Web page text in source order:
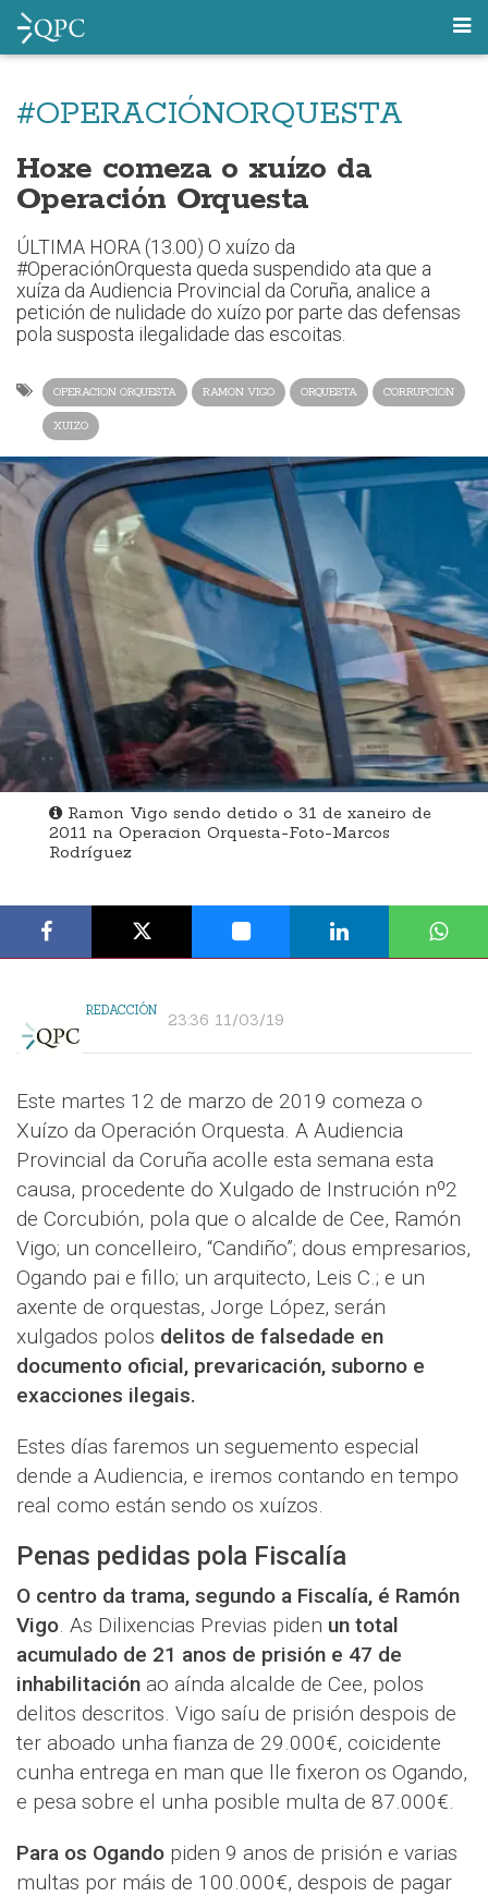
#OPERACIÓNORQUESTA
Hoxe comeza o xuízo da
Operación Orquesta
ÚLTIMA HORA (13.00) O xuízo da
#OperaciónOrquesta queda suspendido ata que a
xuíza da Audiencia Provincial da Coruña, analice a
petición de nulidade do xuízo por parte das defensas
pola susposta ilegalidade das escoitas.
OPERACION ORQUESTA RAMON VIGO ORQUESTA CORRUPCION
XUIZO
Ramon Vigo sendo detido o 31 de xaneiro de
2011 na Operacion Orquesta-Foto-Marcos
Rodríguez
REDACCIÓN 23:36 11/03/19
Este martes 12 de marzo de 2019 comeza o
Xuízo da Operación Orquesta. A Audiencia
Provincial da Coruña acolle esta semana esta
causa, procedente do Xulgado de Instrución nº2
de Corcubión, pola que o alcalde de Cee, Ramón
Vigo; un concelleiro, “Candiño”; dous empresarios,
Ogando pai e fillo; un arquitecto, Leis C.; e un
axente de orquestas, Jorge López, serán
xulgados polos delitos de falsedade en
documento oficial, prevaricación, suborno e
exacciones ilegais.
Estes días faremos un seguemento especial
dende a Audiencia, e iremos contando en tempo
real como están sendo os xuízos.
Penas pedidas pola Fiscalía
O centro da trama, segundo a Fiscalía, é Ramón
Vigo. As Dilixencias Previas piden un total
acumulado de 21 anos de prisión e 47 de
inhabilitación ao aínda alcalde de Cee, polos
delitos descritos. Vigo saíu de prisión despois de
ter aboado unha fianza de 29.000€, coicidente
cunha entrega en man que lle fixeron os Ogando,
e pesa sobre el unha posible multa de 87.000€.
Para os Ogando piden 9 anos de prisión e varias
multas por máis de 100.000€, despois de pagar